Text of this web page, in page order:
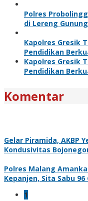
Polres
di Lereng
Kapolres Gresik
Pendidikan
Kapolres Gresik
Pendidikan
Komentar
Gelar Piramida, AKBP
Kondusivitas
Polres Malang
Kepanjen, Sita Sabu
1